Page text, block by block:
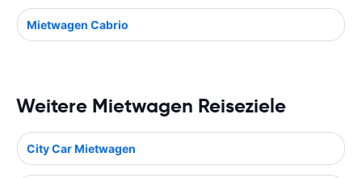
Mietwagen Cabrio
Weitere Mietwagen Reiseziele
City Car Mietwagen